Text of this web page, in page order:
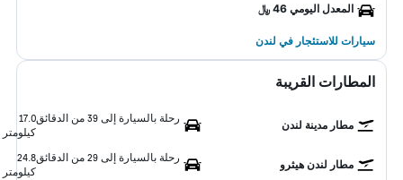
المعدل اليومي 46 ﷼
سيارات للاستئجار في لندن
المطارات القريبة
مطار مدينة لندن
رحلة بالسيارة إلى 39 من الدقائق
17.0
كيلومتر
مطار لندن هيثرو
رحلة بالسيارة إلى 29 من الدقائق
24.8
كيلومتر